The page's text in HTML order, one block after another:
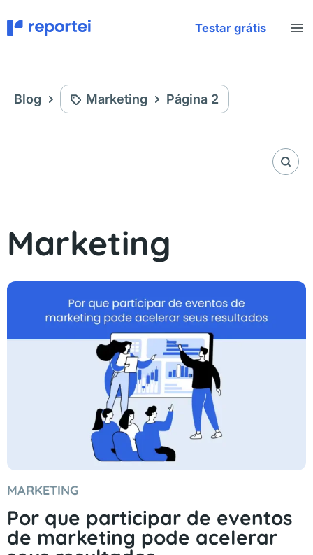
para
Testar grátis
Blog Marketing Página 2
Marketing
MARKETING
Por que participar de eventos
de marketing pode acelerar